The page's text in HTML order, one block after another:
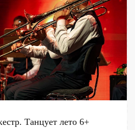
Танцует лето 6+